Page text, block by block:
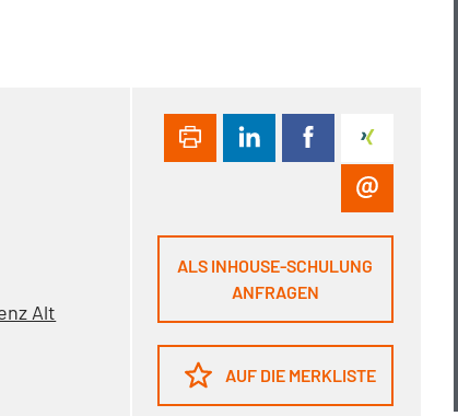
Alt
ALS INHOUSE-SCHULUNG
ANFRAGEN
AUF DIE MERKLISTE